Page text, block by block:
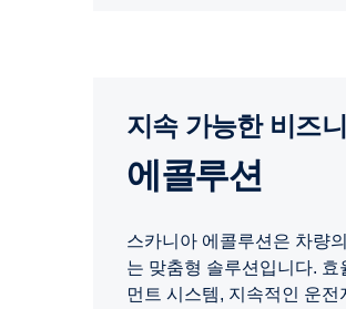
지속 가능한 비
에콜루션
스카니아 에콜루션은 차량
는 맞춤형 솔루션입니다.
먼트 시스템, 지속적인 운